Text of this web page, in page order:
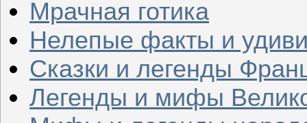
Мрачная готика
Нелепые факты и
Сказки и легенды
Легенды и мифы